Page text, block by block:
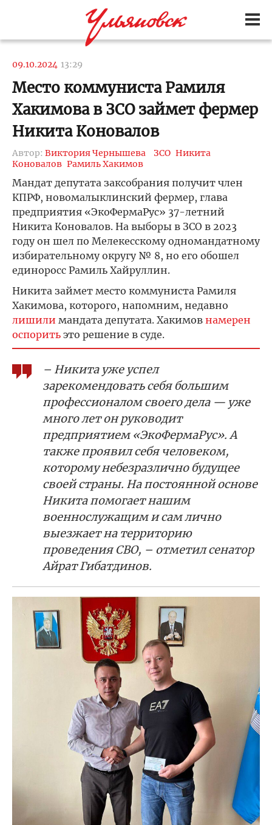
09.10.2024 13:29
Место коммуниста Рамиля
Хакимова в ЗСО займет фермер
Никита Коновалов
Автор: Виктория Чернышева ЗСО Никита
Коновалов Рамиль Хакимов
Мандат депутата заксобрания получит член
КПРФ, новомалыклинский фермер, глава
предприятия «ЭкоФермаРус» 37-летний
Никита Коновалов. На выборы в ЗСО в 2023
году он шел по Мелекесскому одномандатному
избирательному округу № 8, но его обошел
единоросс Рамиль Хайруллин.
Никита займет место коммуниста Рамиля
Хакимова, которого, напомним, недавно
лишили мандата депутата. Хакимов намерен
оспорить это решение в суде.
– Никита уже успел
зарекомендовать себя большим
профессионалом своего дела — уже
много лет он руководит
предприятием «ЭкоФермаРус». А
также проявил себя человеком,
которому небезразлично будущее
своей страны. На постоянной основе
Никита помогает нашим
военнослужащим и сам лично
выезжает на территорию
проведения СВО, – отметил сенатор
Айрат Гибатдинов.